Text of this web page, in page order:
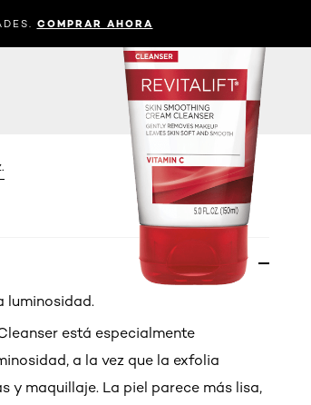
COMPRAR AHORA
Y PEINADO VIRTUAL BEAUTY TOOLS
luminosidad.
está especialmente
a la vez que la exfolia
y maquillaje. La piel parece más lisa,